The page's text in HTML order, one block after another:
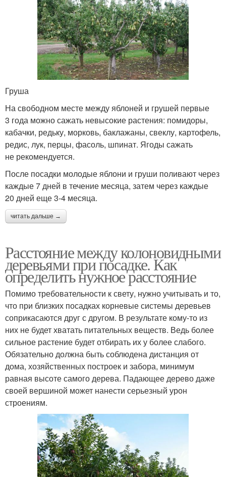
Груша
На свободном месте между яблоней и грушей первые
3 года можно сажать невысокие растения: помидоры,
кабачки, редьку, морковь, баклажаны, свеклу, картофель,
редис, лук, перцы, фасоль, шпинат. Ягоды сажать
не рекомендуется.
После посадки молодые яблони и груши поливают через
каждые 7 дней в течение месяца, затем через каждые
20 дней еще 3-4 месяца.
читать дальше →
Расстояние между колоновидными
деревьями при посадке. Как
определить нужное расстояние
Помимо требовательности к свету, нужно учитывать и то,
что при близких посадках корневые системы деревьев
соприкасаются друг с другом. В результате кому-то из
них не будет хватать питательных веществ. Ведь более
сильное растение будет отбирать их у более слабого.
Обязательно должна быть соблюдена дистанция от
дома, хозяйственных построек и забора, минимум
равная высоте самого дерева. Падающее дерево даже
своей вершиной может нанести серьезный урон
строениям.